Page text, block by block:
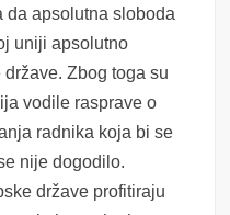
da apsolutna sloboda
uniji apsolutno
Zbog toga su
vodile rasprave o
radnika koja bi se
nije dogodilo.
države profitiraju